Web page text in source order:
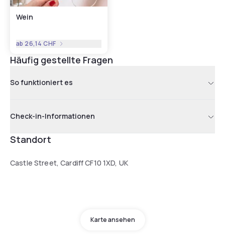
Wein
ab 26,14 CHF
Häufig gestellte Fragen
So funktioniert es
Check-in-Informationen
Standort
Castle Street, Cardiff CF10 1XD, UK
Karte ansehen